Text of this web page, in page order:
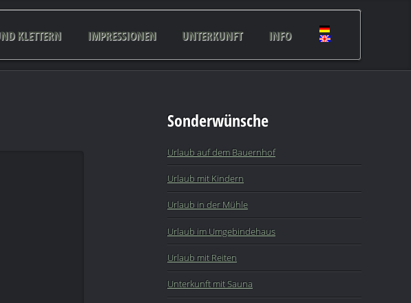
KLETTERN IMPRESSIONEN UNTERKUNFT INFO
Sonderwünsche
Urlaub auf dem Bauernhof
Urlaub mit Kindern
Urlaub in der Mühle
Urlaub im Umgebindehaus
Urlaub mit Reiten
Unterkunft mit Sauna